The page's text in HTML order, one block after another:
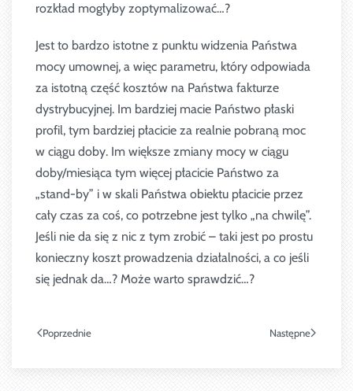
rozkład mogłyby zoptymalizować…?
Jest to bardzo istotne z punktu widzenia Państwa
mocy umownej, a więc parametru, który odpowiada
za istotną część kosztów na Państwa fakturze
dystrybucyjnej. Im bardziej macie Państwo płaski
profil, tym bardziej płacicie za realnie pobraną moc
w ciągu doby. Im większe zmiany mocy w ciągu
doby/miesiąca tym więcej płacicie Państwo za
„stand-by” i w skali Państwa obiektu płacicie przez
cały czas za coś, co potrzebne jest tylko „na chwilę”.
Jeśli nie da się z nic z tym zrobić – taki jest po prostu
konieczny koszt prowadzenia działalności, a co jeśli
się jednak da…? Może warto sprawdzić…?
Poprzednie Następne